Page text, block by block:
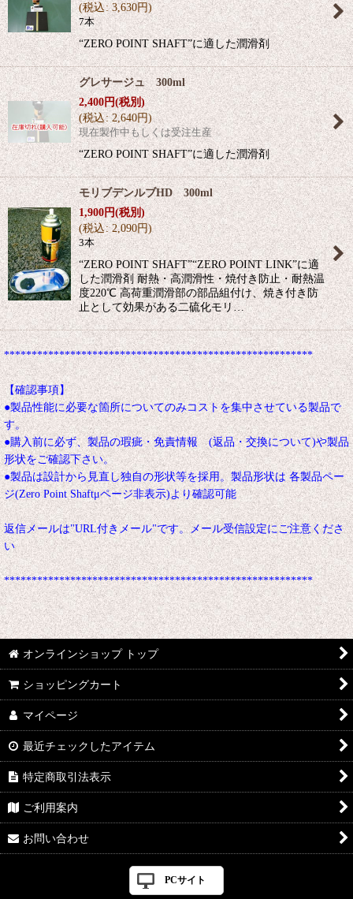
(税込: 3,630円)
7本
“ZERO POINT SHAFT”に適した潤滑剤
グレサージュ 300ml
2,400円(税別)
(税込: 2,640円)
現在製作中もしくは受注生産
“ZERO POINT SHAFT”に適した潤滑剤
モリブデンルブHD 300ml
1,900円(税別)
(税込: 2,090円)
3本
“ZERO POINT SHAFT”“ZERO POINT LINK”に適
した潤滑剤 耐熱・高潤滑性・焼付き防止・耐熱温
度220℃ 高荷重潤滑部の部品組付け、焼き付き防
止として効果がある二硫化モリ…
********************************************************
【確認事項】
●製品性能に必要な箇所についてのみコストを集中させている製品で
す。
●購入前に必ず、製品の瑕疵・免責情報 (返品・交換について)や製品
形状をご確認下さい。
●製品は設計から見直し独自の形状等を採用。製品形状は 各製品ペー
ジ(Zero Point Shaftμページ非表示)より確認可能
返信メールは"URL付きメール"です。メール受信設定にご注意くださ
い
********************************************************
オンラインショップ トップ
ショッピングカート
マイページ
最近チェックしたアイテム
特定商取引法表示
ご利用案内
お問い合わせ
PCサイト